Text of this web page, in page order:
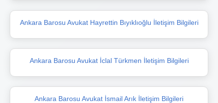
Ankara Barosu Avukat Hayrettin Bıyıklıoğlu İletişim Bilgileri
Ankara Barosu Avukat İclal Türkmen İletişim Bilgileri
Ankara Barosu Avukat İsmail Arık İletişim Bilgileri